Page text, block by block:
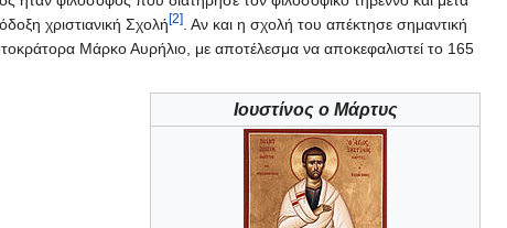
χριστιανική Σχολή[2]. Αν και η σχολή του απέκτησε σημαντική
Μάρκο Αυρήλιο, με αποτέλεσμα να αποκεφαλιστεί το 165
Ιουστίνος ο Μάρτυς